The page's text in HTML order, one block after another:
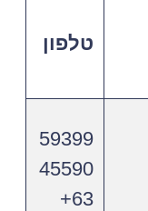
טלפון
59399
45590
63+